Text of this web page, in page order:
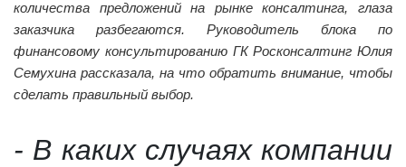
количества предложений на рынке консалтинга, глаза
заказчика разбегаются. Руководитель блока по
финансовому консультированию ГК Росконсалтинг Юлия
Семухина рассказала, на что обратить внимание, чтобы
сделать правильный выбор.
- В каких случаях компании